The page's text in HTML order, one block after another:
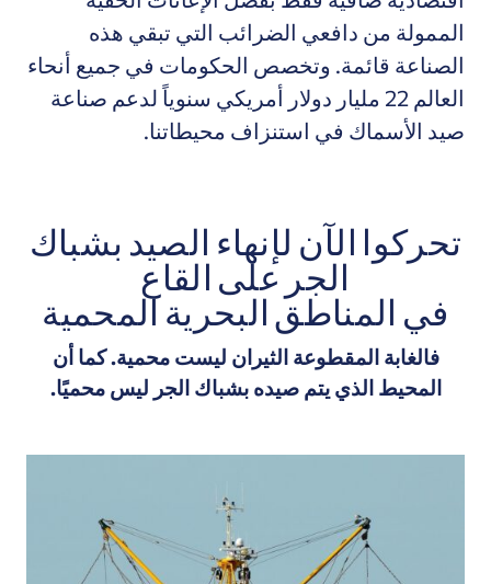
الممولة من دافعي الضرائب التي تبقي هذه
الصناعة قائمة.وتخصصالحكومات في جميع أنحاء
العالم22 مليار دولار أمريكي
سنوياً لدعم صناعة
صيد الأسماك في استنزاف محيطاتنا.
تحركوا الآن لإنهاء الصيد بشباك
الجر على القاع
في المناطق البحرية المحمية
فالغابة المقطوعة الثيران ليست محمية. كما أن
المحيط الذي يتم صيده بشباك الجر ليس محميًا.